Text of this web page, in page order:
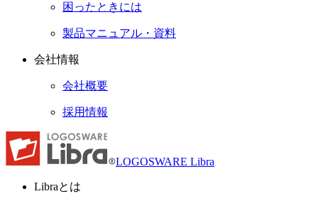
困ったときには
製品マニュアル・資料
会社情報
会社概要
採用情報
LOGOSWARE Libra
Libraとは